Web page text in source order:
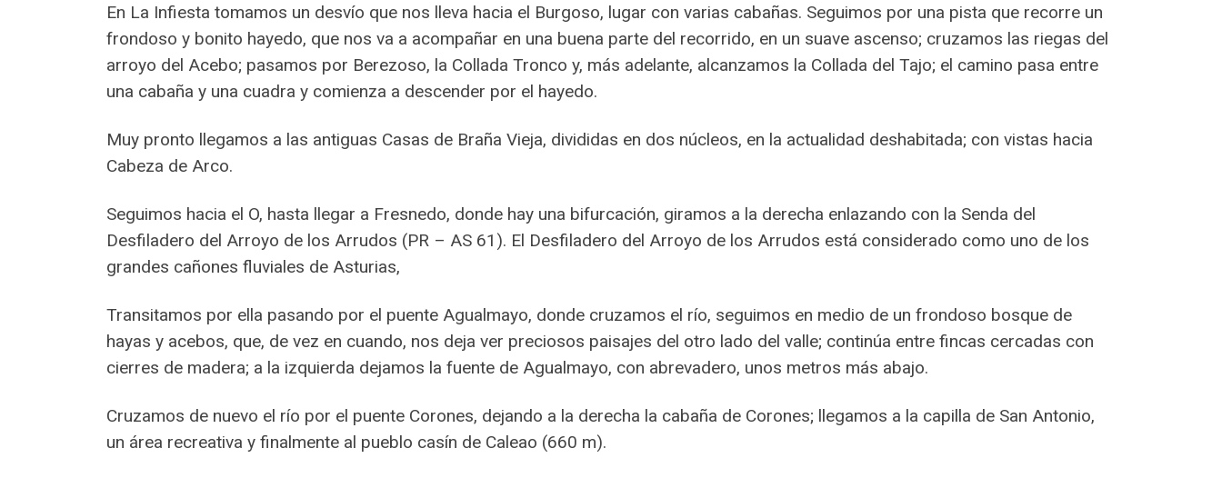
En La Infiesta tomamos un desvío que nos lleva hacia el Burgoso, lugar con varias cabañas. Seguimos por una pista que recorre un
frondoso y bonito hayedo, que nos va a acompañar en una buena parte del recorrido, en un suave ascenso; cruzamos las riegas del
arroyo del Acebo; pasamos por Berezoso, la Collada Tronco y, más adelante, alcanzamos la Collada del Tajo; el camino pasa entre
una cabaña y una cuadra y comienza a descender por el hayedo.
Muy pronto llegamos a las antiguas Casas de Braña Vieja, divididas en dos núcleos, en la actualidad deshabitada; con vistas hacia
Cabeza de Arco.
Seguimos hacia el O, hasta llegar a Fresnedo, donde hay una bifurcación, giramos a la derecha enlazando con la Senda del
Desfiladero del Arroyo de los Arrudos (PR – AS 61). El Desfiladero del Arroyo de los Arrudos está considerado como uno de los
grandes cañones fluviales de Asturias,
Transitamos por ella pasando por el puente Agualmayo, donde cruzamos el río, seguimos en medio de un frondoso bosque de
hayas y acebos, que, de vez en cuando, nos deja ver preciosos paisajes del otro lado del valle; continúa entre fincas cercadas con
cierres de madera; a la izquierda dejamos la fuente de Agualmayo, con abrevadero, unos metros más abajo.
Cruzamos de nuevo el río por el puente Corones, dejando a la derecha la cabaña de Corones; llegamos a la capilla de San Antonio,
un área recreativa y finalmente al pueblo casín de Caleao (660 m).